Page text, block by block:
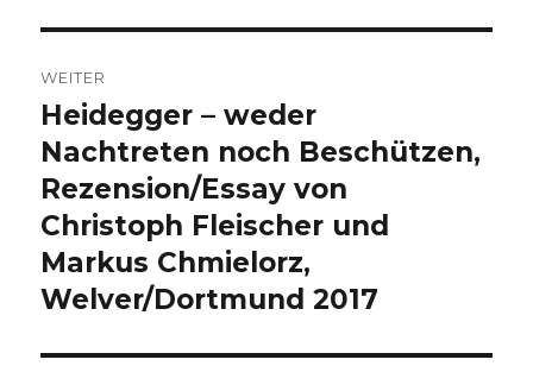
WEITER
Nächster
Beitrag:
Heidegger – weder
Nachtreten noch Beschützen,
Rezension/Essay von
Christoph Fleischer und
Markus Chmielorz,
Welver/Dortmund 2017